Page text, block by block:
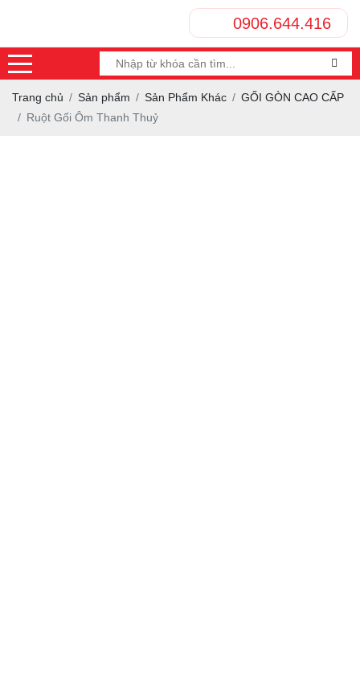
0906.644.416
Trang chủ Sản phẩm Sản Phẩm Khác
GỐI GÒN CAO CẤP
Ruột Gối Ôm Thanh Thuỷ